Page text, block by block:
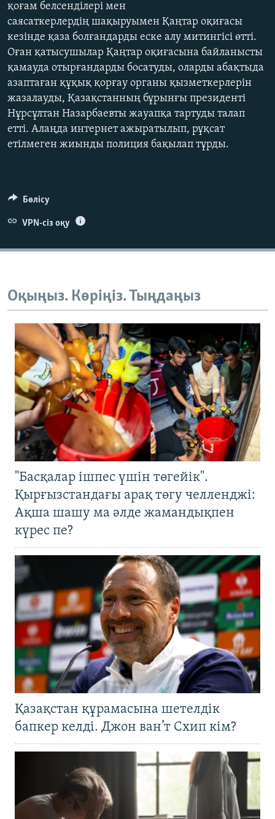
Auto 240p 360p 480p
720p 1080p
480p
1080p
қоғам белсенділері мен
саясаткерлердің шақыруымен Қаңтар оқиғасы
кезінде қаза болғандарды еске алу митингісі өтті.
Оған қатысушылар Қаңтар оқиғасына байланысты
қамауда отырғандарды босатуды, оларды абақтыда
азаптаған құқық қорғау органы қызметкерлерін
жазалауды, Қазақстанның бұрынғы президенті
Нұрсұлтан Назарбаевты жауапқа тартуды талап
етті. Алаңда интернет ажыратылып, рұқсат
етілмеген жиынды полиция бақылап тұрды.
Бөлісу
VPN-сіз оқу
Оқыңыз. Көріңіз. Тыңдаңыз
"Басқалар ішпес үшін төгейік".
Қырғызстандағы арақ төгу челленджі:
Ақша шашу ма әлде жамандықпен
күрес пе?
Қазақстан құрамасына шетелдік
бапкер келді. Джон ван’т Схип кім?